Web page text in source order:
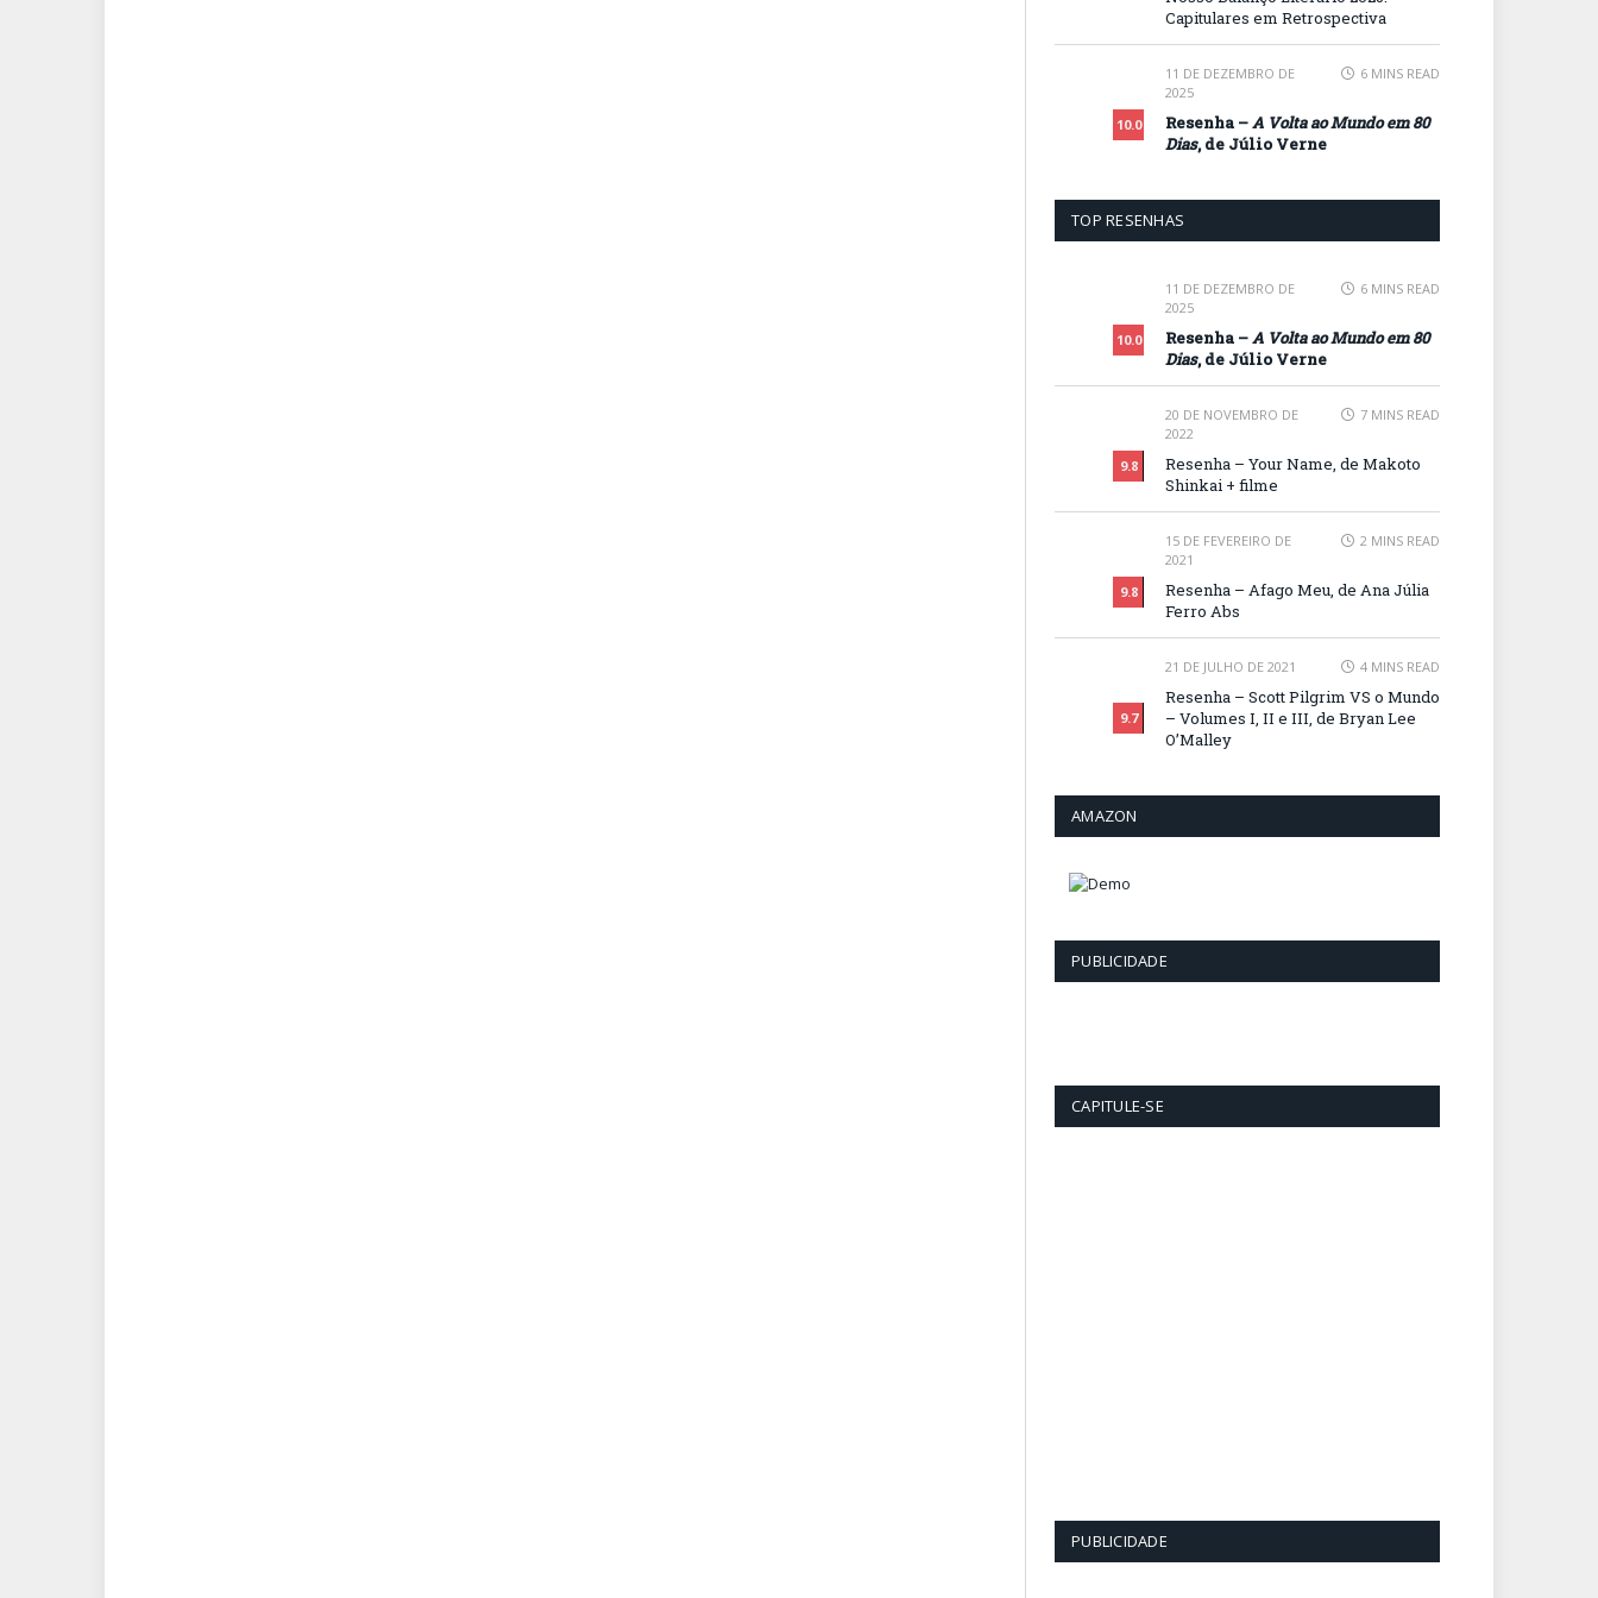
Capitulares em Retrospectiva
10.0
11 DE DEZEMBRO DE
2025
6 MINS READ
Resenha –A Volta ao Mundo em 80
Dias, de Júlio Verne
TOP RESENHAS
10.0
11 DE DEZEMBRO DE
2025
6 MINS READ
Resenha –A Volta ao Mundo em 80
Dias, de Júlio Verne
9.8
20 DE NOVEMBRO DE
2022
7 MINS READ
Resenha – Your Name, de Makoto
Shinkai + filme
9.8
15 DE FEVEREIRO DE
2021
2 MINS READ
Resenha – Afago Meu, de Ana Júlia
Ferro Abs
9.7
21 DE JULHO DE 2021 4 MINS READ
Resenha – Scott Pilgrim VS o Mundo
– Volumes I, II e III, de Bryan Lee
O’Malley
AMAZON
PUBLICIDADE
CAPITULE-SE
PUBLICIDADE